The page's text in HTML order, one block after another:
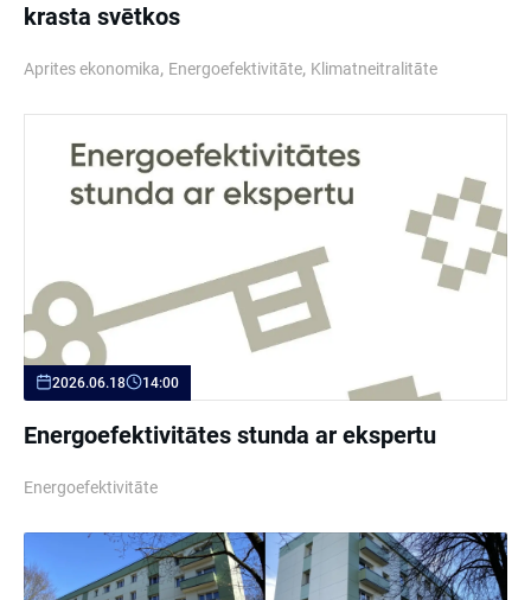
krasta svētkos
Aprites ekonomika, Energoefektivitāte, Klimatneitralitāte
2026.06.18 14:00
Energoefektivitātes stunda ar ekspertu
Energoefektivitāte